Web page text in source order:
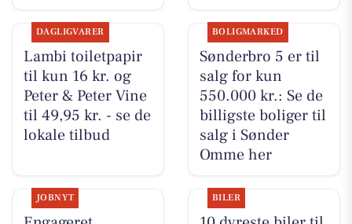
DAGLIGVARER
Lambi toiletpapir
til kun 16 kr. og
Peter & Peter Vine
til 49,95 kr. - se de
lokale tilbud
BOLIGMARKED
Sønderbro 5 er til
salg for kun
550.000 kr.: Se de
billigste boliger til
salg i Sønder
Omme her
JOBNYT BILER